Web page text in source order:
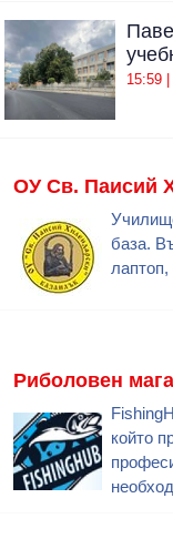
15:59 |
ОУ Св. Паисий
база.
лаптоп,
Риболовен
който